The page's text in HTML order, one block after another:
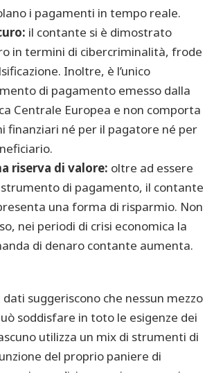
i pagamenti in tempo reale.
: il contante si è dimostrato
in termini di cibercriminalità, frode
Inoltre, è l’unico
di pagamento emesso dalla
Centrale Europea e non comporta
finanziari né per il pagatore né per
riserva di valore: oltre ad essere
di pagamento, il contante
una forma di risparmio. Non
nei periodi di crisi economica la
di denaro contante aumenta.
suggeriscono che nessun mezzo
soddisfare in toto le esigenze dei
utilizza un mix di strumenti di
del proprio paniere di